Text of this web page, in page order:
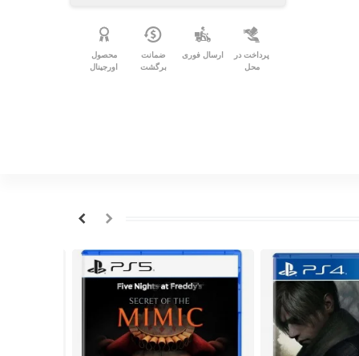
پرداخت در
محل
ارسال فوری
ضمانت
برگشت
محصول
اورجینال